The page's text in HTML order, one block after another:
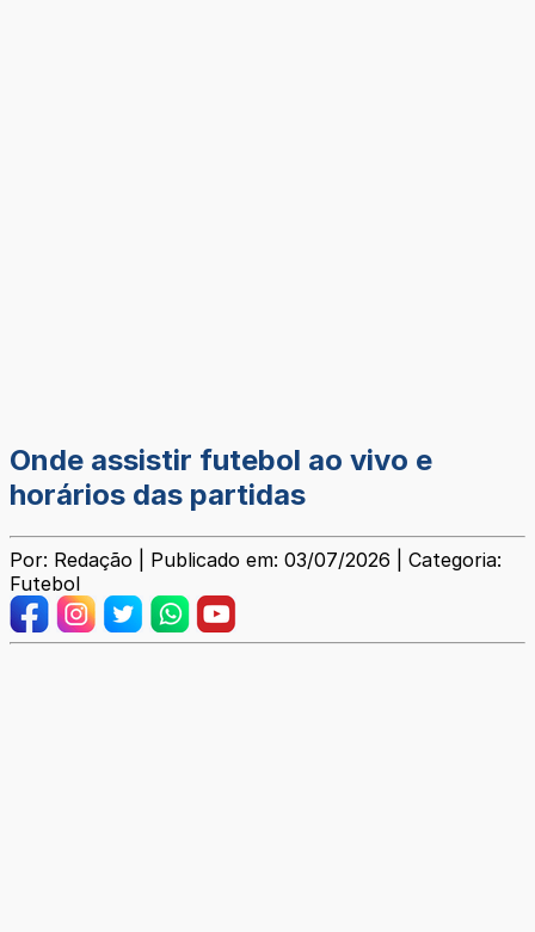
Onde assistir futebol ao vivo e
horários das partidas
Por: Redação | Publicado em: 03/07/2026 | Categoria:
Futebol